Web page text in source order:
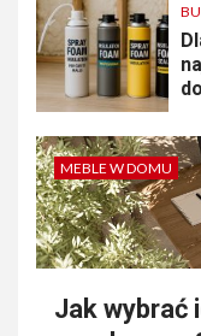
MEBLE W DOMU
Jak wybrać